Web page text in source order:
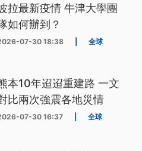
拉最新疫情 牛津大學團
如何辦到？
07-30 18:38 全球
本10年迢迢重建路 一文
比兩次強震各地災情
07-30 16:37 全球